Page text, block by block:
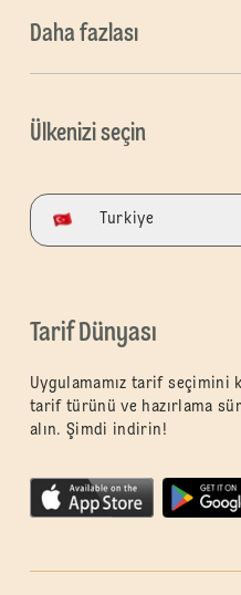
Daha fazlası
Ülkenizi seçin
Turkiye
Tarif Dünyası
Uygulamamız tarif seçimini
tarif türünü ve hazırlama
alın. Şimdi indirin!